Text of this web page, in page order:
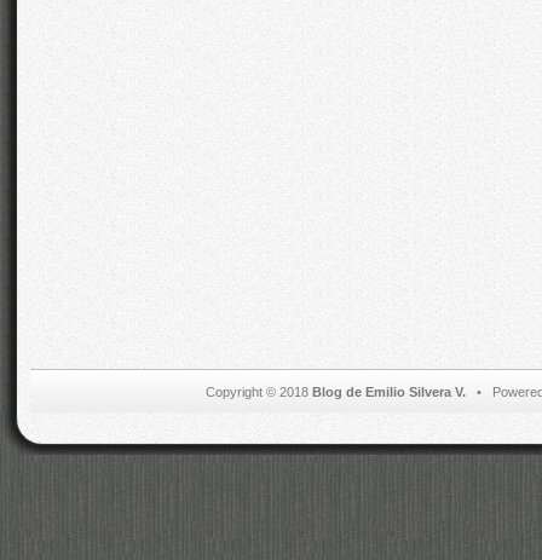
Copyright © 2018 Blog de Emilio Silvera V.•